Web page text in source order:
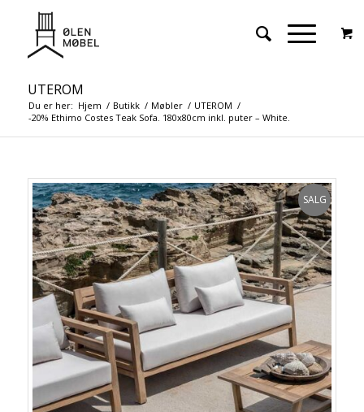
UTEROM
Du er her: Hjem / Butikk / Møbler / UTEROM /
-20% Ethimo Costes Teak Sofa. 180x80cm inkl. puter – White.
SALG